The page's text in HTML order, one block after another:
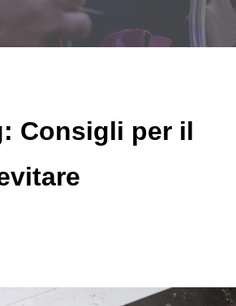
Consigli per il